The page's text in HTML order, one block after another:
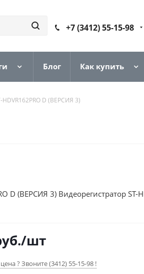
+7 (3412) 55-15-98
Блог Как купить
HDVR162PRO D (ВЕРСИЯ 3)
D (ВЕРСИЯ 3) Видеорегистратор ST-
/шт
? Звоните (3412) 55-15-98 !